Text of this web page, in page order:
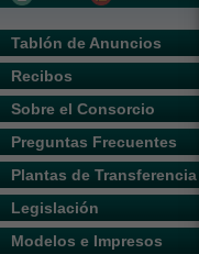
Tablón de Anuncios
Recibos
Sobre el Consorcio
Preguntas Frecuentes
Plantas de Transferencia
Legislación
Modelos e Impresos